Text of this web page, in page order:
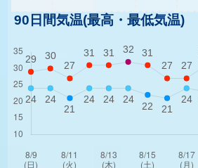
90日間気温(最高・最低気温)